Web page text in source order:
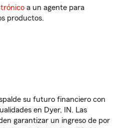
a un agente para
productos.
su futuro financiero con
en Dyer, IN. Las
garantizar un ingreso de por